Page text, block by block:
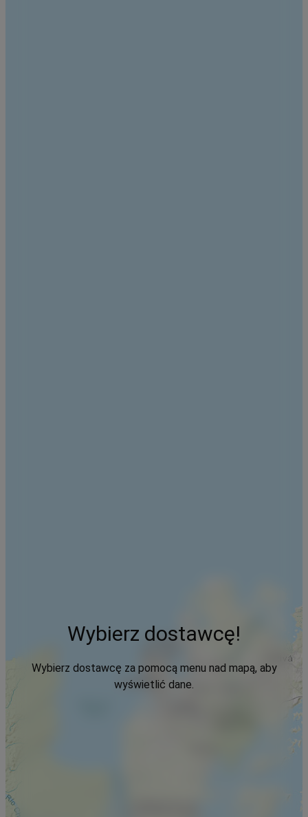
Wybierz dostawcę!
Wybierz dostawcę za pomocą menu nad mapą, aby
wyświetlić dane.